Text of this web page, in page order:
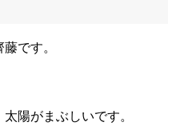
です。
陽がまぶしいです。